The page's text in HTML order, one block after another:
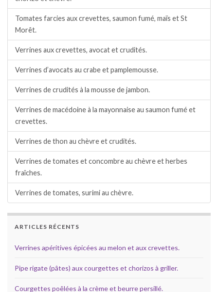
Tomates farcies aux crevettes, saumon fumé, maïs et St
Morêt.
Verrines aux crevettes, avocat et crudités.
Verrines d’avocats au crabe et pamplemousse.
Verrines de crudités à la mousse de jambon.
Verrines de macédoine à la mayonnaise au saumon fumé et
crevettes.
Verrines de thon au chèvre et crudités.
Verrines de tomates et concombre au chèvre et herbes
fraîches.
Verrines de tomates, surimi au chèvre.
ARTICLES RÉCENTS
Verrines apéritives épicées au melon et aux crevettes.
Pipe rigate (pâtes) aux courgettes et chorizos à griller.
Courgettes poêlées à la crème et beurre persillé.